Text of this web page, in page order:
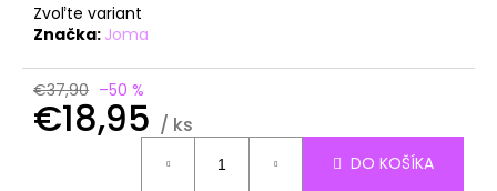
Zvoľte variant
Značka: Joma
€37,90 –50 %
€18,95 / ks
DO KOŠÍKA
HĽADAŤ